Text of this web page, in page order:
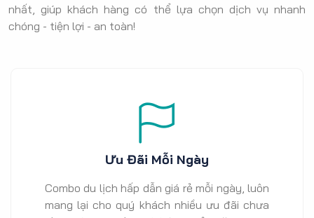
nhất, giúp khách hàng có thể lựa chọn dịch vụ nhanh
chóng - tiện lợi - an toàn!
Ưu Đãi Mỗi Ngày
Combo du lịch hấp dẫn giá rẻ mỗi ngày, luôn
mang lại cho quý khách nhiều ưu đãi chưa